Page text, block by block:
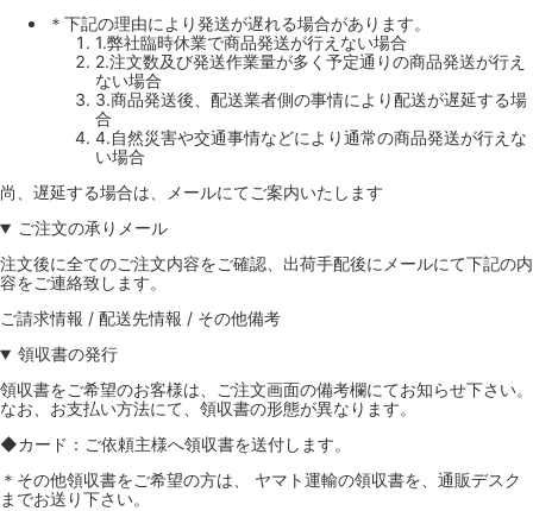
＊下記の理由により発送が遅れる場合があります。
1.弊社臨時休業で商品発送が行えない場合
2.注文数及び発送作業量が多く予定通りの商品発送が行え
ない場合
3.商品発送後、配送業者側の事情により配送が遅延する場
合
4.自然災害や交通事情などにより通常の商品発送が行えな
い場合
尚、遅延する場合は、メールにてご案内いたします
ご注文の承りメール
注文後に全てのご注文内容をご確認、出荷手配後にメールにて下記の内
容をご連絡致します。
ご請求情報 / 配送先情報 / その他備考
領収書の発行
領収書をご希望のお客様は、ご注文画面の備考欄にてお知らせ下さい。
なお、お支払い方法にて、領収書の形態が異なります。
◆カード：ご依頼主様へ領収書を送付します。
＊その他領収書をご希望の方は、 ヤマト運輸の領収書を、通販デスク
までお送り下さい。